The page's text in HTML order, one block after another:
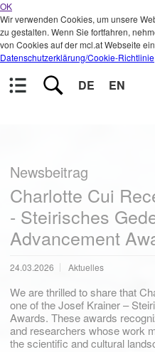
OK
Wir verwenden Cookies, um unsere
zu gestalten. Wenn Sie fortfahren,
von Cookies auf der mcl.at Webseite
Datenschutzerklärung/Cookie-Richtlinie
DE EN
Newsbeitrag
Charlotte Cui
- Steirisches
Advancement
24.03.2026 Aktuelles
We are thrilled to share that
one of the Josef Krainer –
Awards. These awards
and researchers whose work
the scientific and cultural